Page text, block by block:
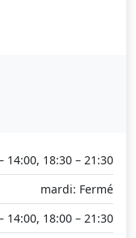
14:00, 18:30 – 21:30
mardi: Fermé
14:00, 18:00 – 21:30